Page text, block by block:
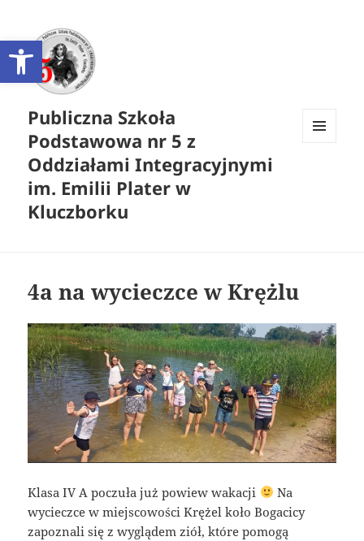
Otwórz pasek narzędzi
Publiczna Szkoła
Podstawowa nr 5 z
Oddziałami Integracyjnymi
im. Emilii Plater w
Kluczborku
4a na wycieczce w Krężlu
Klasa IV A poczuła już powiew wakacji
Na
wycieczce w miejscowości Krężel koło Bogacicy
zapoznali się z wyglądem ziół, które pomogą